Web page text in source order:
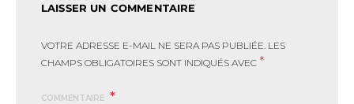
LAISSER UN COMMENTAIRE
VOTRE ADRESSE E-MAIL NE SERA PAS PUBLIÉE. LES
CHAMPS OBLIGATOIRES SONT INDIQUÉS AVEC *
COMMENTAIRE